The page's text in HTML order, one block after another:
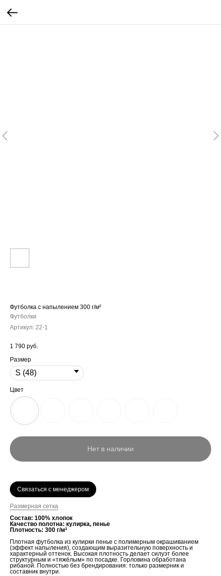
Футболка с напылением 300 г/м²
Футболки
Артикул: 22-1
1 790 руб.
Размер
Цвет
Нет в наличии
Связаться с менеджером
Размерная сетка
Состав: 100% хлопок
Качество полотна: кулирка, пенье
Плотность: 300 г/м²
Плотная футболка из кулирки пенье с полимерным окрашиванием
(эффект напыления), создающим выразительную поверхность и
характерный оттенок. Высокая плотность делает силуэт более
структурным и «тяжёлым» по посадке. Горловина обработана
рибаной. Полностью без брендирования: только размерник и
составник внутри.